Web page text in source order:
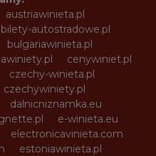
austriawinieta.pl
bilety-autostradowe.pl
bulgariawinieta.pl
cenywiniet.pl
czechy-winieta.pl
czechywiniety.pl
dalnicniznamka.eu
e-winieta.eu
electronicavinieta.com
estoniawinieta.pl